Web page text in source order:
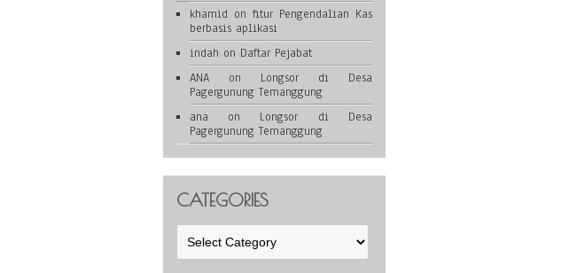
khamid on fitur Pengendalian Kas
berbasis aplikasi
indah on Daftar Pejabat
ANAon Longsor di Desa
Pagergunung Temanggung
ana on Longsor di Desa
Pagergunung Temanggung
CATEGORIES
Categories